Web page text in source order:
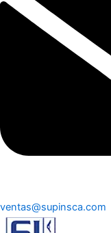
ventas@supinsca.com